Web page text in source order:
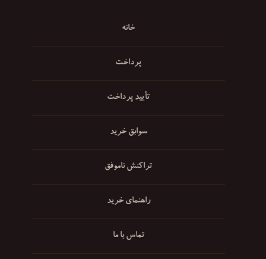
خانه
پرداخت
تأیید پرداخت
سوابق خرید
تراکنش ناموفق
راهنمای خرید
تماس با ما